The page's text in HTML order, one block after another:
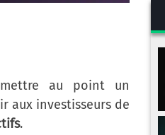
au point un
aux investisseurs de
.